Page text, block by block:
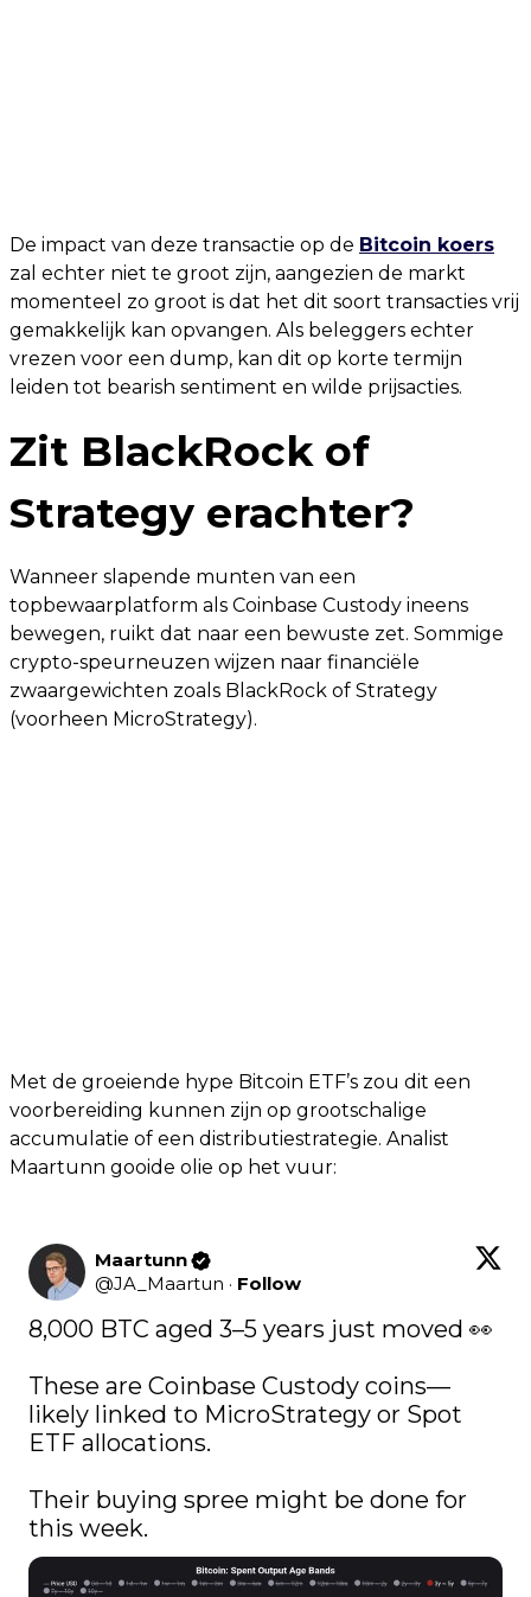
De impact van deze transactie op de Bitcoin koers
zal echter niet te groot zijn, aangezien de markt
momenteel zo groot is dat het dit soort transacties vrij
gemakkelijk kan opvangen. Als beleggers echter
vrezen voor een dump, kan dit op korte termijn
leiden tot bearish sentiment en wilde prijsacties.
Zit BlackRock of
Strategy erachter?
Wanneer slapende munten van een
topbewaarplatform als Coinbase Custody ineens
bewegen, ruikt dat naar een bewuste zet. Sommige
crypto-speurneuzen wijzen naar financiële
zwaargewichten zoals BlackRock of Strategy
(voorheen MicroStrategy).
Met de groeiende hype Bitcoin ETF’s zou dit een
voorbereiding kunnen zijn op grootschalige
accumulatie of een distributiestrategie. Analist
Maartunn gooide olie op het vuur:
Maartunn
@JA_Maartun · Follow
8,000 BTC aged 3–5 years just moved 👀
These are Coinbase Custody coins—
likely linked to MicroStrategy or Spot
ETF allocations.
Their buying spree might be done for
this week.